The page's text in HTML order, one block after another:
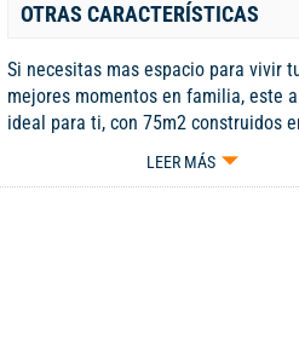
OTRAS CARACTERÍSTICAS
Si necesitas mas espacio para vivir
mejores momentos en familia, este
ideal para ti, con 75m2 construidos
los mejores sectores de barranquilla,
habitaciones, 2 baños,area de
LEER MÁS